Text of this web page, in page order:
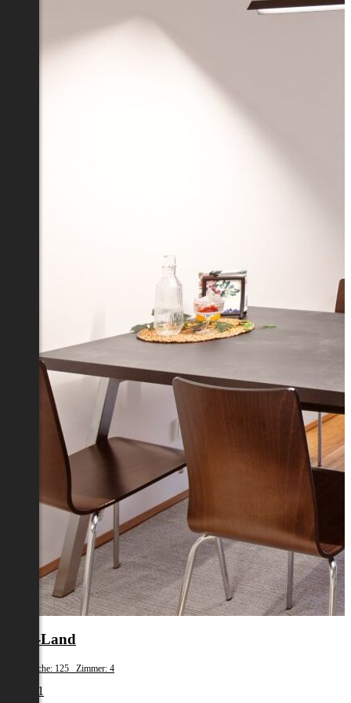
Wels-Land
Wohnfläche: 125 Zimmer: 4
€ 1.481